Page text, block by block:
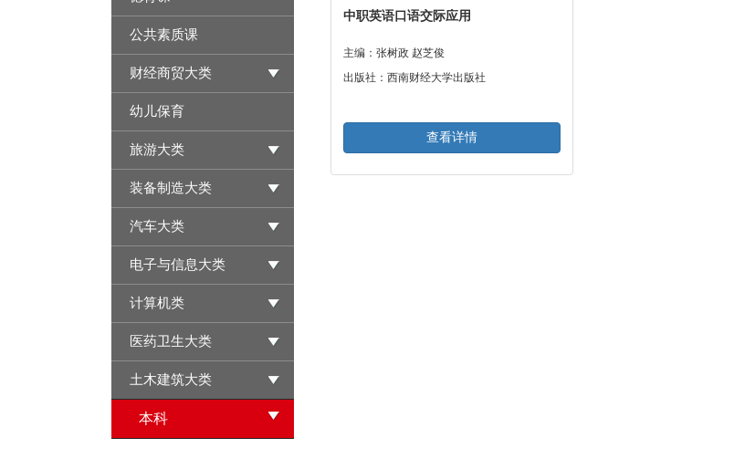
公共素质课
财经商贸大类
幼儿保育
旅游大类
装备制造大类
汽车大类
电子与信息大类
计算机类
医药卫生大类
土木建筑大类
本科
中职英语口语交际应用
主编：张树政 赵芝俊
出版社：西南财经大学出版社
查看详情